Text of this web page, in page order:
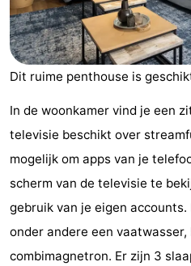
De
Graaf
Egmont
-
Landgoed
Glory
-
(&
breakfasts)
Campings
Hotels
Vakantiehuizen
-
Dit ruime penthouse is
In de woonkamer vind je een
televisie beschikt over
mogelijk om apps van je
scherm van de televisie te
gebruik van je eigen
onder andere een
combimagnetron. Er zijn 3